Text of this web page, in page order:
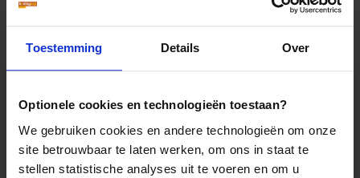
Toestemming Details Over
Optionele cookies en technologieën toestaan?
We gebruiken cookies en andere technologieën om onze
site betrouwbaar te laten werken, om ons in staat te
stellen statistische analyses uit te voeren en om u